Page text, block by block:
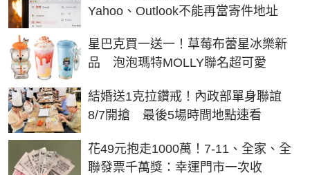
Yahoo、Outlook不能再當寄件地址
星巴克買一送一！草莓布蕾星冰樂新
品 泡泡瑪特MOLLY聯名超可愛
結婚送1克拉鑽戒！內政部單身聯誼
8/7開搶 最後5場時間地點速看
花49元抱走1000萬！7-11、全家、全
聯發票千萬獎：幸運門市一次收